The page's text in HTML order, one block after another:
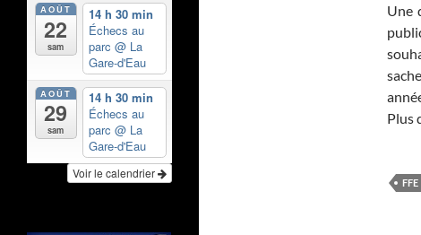
Une
Plus
FFE
AOÛT
22
sam
14 h 30 min
Échecs au
parc @ La
Gare-d'Eau
AOÛT
29
sam
14 h 30 min
Échecs au
parc @ La
Gare-d'Eau
Voir le calendrier